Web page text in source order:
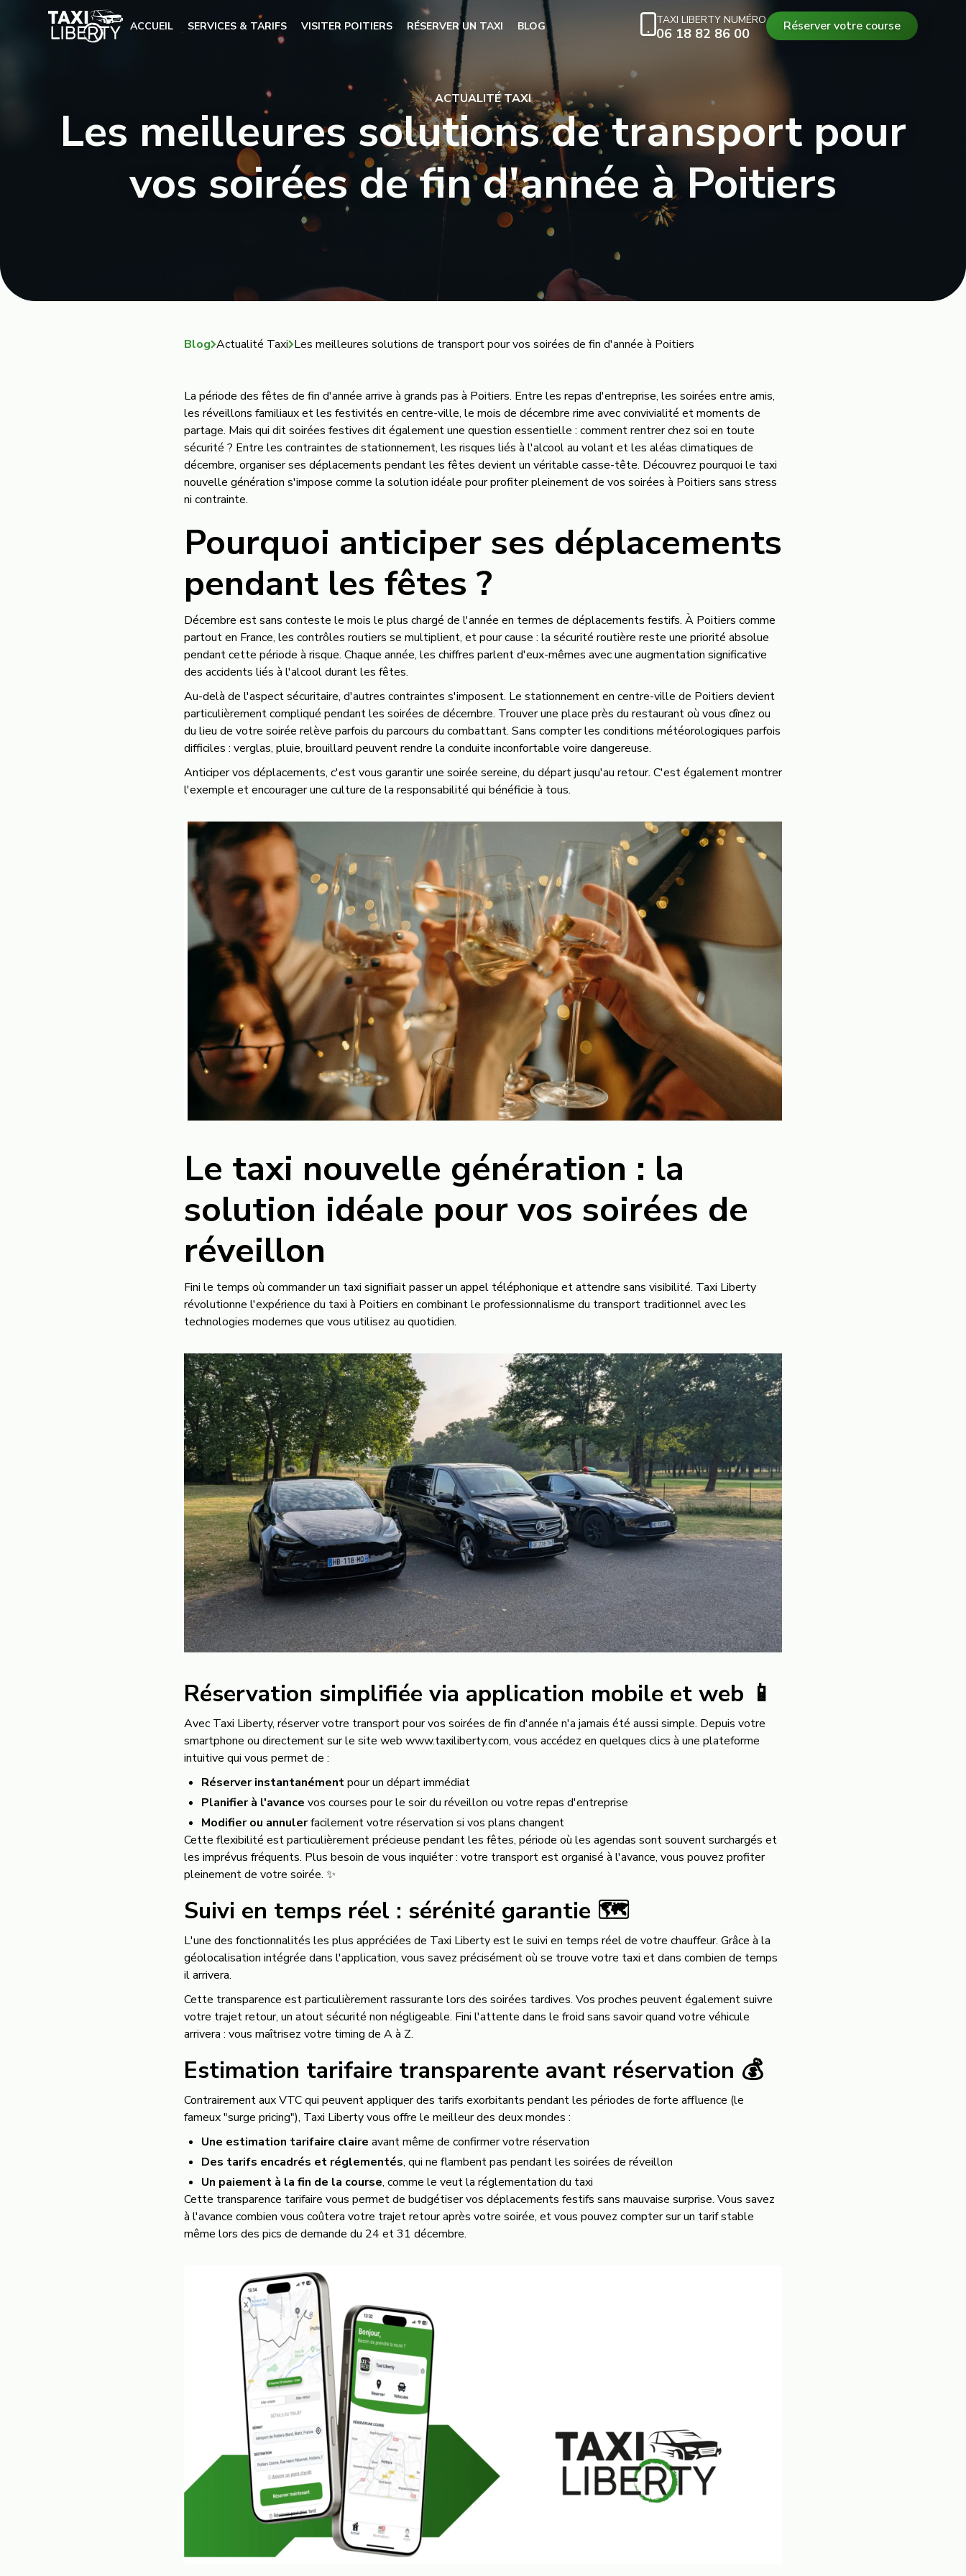
ACCUEIL SERVICES & TARIFS VISITER POITIERS RÉSERVER UN TAXI BLOG TAXI LIBERTY NUMÉRO
06 18 82 86 00 Réserver votre course
ACTUALITÉ TAXI
Les meilleures solutions de transport pour
vos soirées de fin d'année à Poitiers
Blog Actualité Taxi Les meilleures solutions de transport pour vos soirées de fin d'année à Poitiers
La période des fêtes de fin d'année arrive à grands pas à Poitiers. Entre les repas d'entreprise, les soirées entre amis,
les réveillons familiaux et les festivités en centre-ville, le mois de décembre rime avec convivialité et moments de
partage. Mais qui dit soirées festives dit également une question essentielle : comment rentrer chez soi en toute
sécurité ? Entre les contraintes de stationnement, les risques liés à l'alcool au volant et les aléas climatiques de
décembre, organiser ses déplacements pendant les fêtes devient un véritable casse-tête. Découvrez pourquoi le taxi
nouvelle génération s'impose comme la solution idéale pour profiter pleinement de vos soirées à Poitiers sans stress
ni contrainte.
Pourquoi anticiper ses déplacements
pendant les fêtes ?
Décembre est sans conteste le mois le plus chargé de l'année en termes de déplacements festifs. À Poitiers comme
partout en France, les contrôles routiers se multiplient, et pour cause : la sécurité routière reste une priorité absolue
pendant cette période à risque. Chaque année, les chiffres parlent d'eux-mêmes avec une augmentation significative
des accidents liés à l'alcool durant les fêtes.
Au-delà de l'aspect sécuritaire, d'autres contraintes s'imposent. Le stationnement en centre-ville de Poitiers devient
particulièrement compliqué pendant les soirées de décembre. Trouver une place près du restaurant où vous dînez ou
du lieu de votre soirée relève parfois du parcours du combattant. Sans compter les conditions météorologiques parfois
difficiles : verglas, pluie, brouillard peuvent rendre la conduite inconfortable voire dangereuse.
Anticiper vos déplacements, c'est vous garantir une soirée sereine, du départ jusqu'au retour. C'est également montrer
l'exemple et encourager une culture de la responsabilité qui bénéficie à tous.
Le taxi nouvelle génération : la
solution idéale pour vos soirées de
réveillon
Fini le temps où commander un taxi signifiait passer un appel téléphonique et attendre sans visibilité. Taxi Liberty
révolutionne l'expérience du taxi à Poitiers en combinant le professionnalisme du transport traditionnel avec les
technologies modernes que vous utilisez au quotidien.
Réservation simplifiée via application mobile et web 📱
Avec Taxi Liberty, réserver votre transport pour vos soirées de fin d'année n'a jamais été aussi simple. Depuis votre
smartphone ou directement sur le site web www.taxiliberty.com, vous accédez en quelques clics à une plateforme
intuitive qui vous permet de :
Réserver instantanémentpour un départ immédiat
Planifier à l'avance vos courses pour le soir du réveillon ou votre repas d'entreprise
Modifier ou annulerfacilement votre réservation si vos plans changent
Cette flexibilité est particulièrement précieuse pendant les fêtes, période où les agendas sont souvent surchargés et
les imprévus fréquents. Plus besoin de vous inquiéter : votre transport est organisé à l'avance, vous pouvez profiter
pleinement de votre soirée. ✨
Suivi en temps réel : sérénité garantie 🗺️
L'une des fonctionnalités les plus appréciées de Taxi Liberty est le suivi en temps réel de votre chauffeur. Grâce à la
géolocalisation intégrée dans l'application, vous savez précisément où se trouve votre taxi et dans combien de temps
il arrivera.
Cette transparence est particulièrement rassurante lors des soirées tardives. Vos proches peuvent également suivre
votre trajet retour, un atout sécurité non négligeable. Fini l'attente dans le froid sans savoir quand votre véhicule
arrivera : vous maîtrisez votre timing de A à Z.
Estimation tarifaire transparente avant réservation 💰
Contrairement aux VTC qui peuvent appliquer des tarifs exorbitants pendant les périodes de forte affluence (le
fameux "surge pricing"), Taxi Liberty vous offre le meilleur des deux mondes :
Une estimation tarifaire claire avant même de confirmer votre réservation
Des tarifs encadrés et réglementés, qui ne flambent pas pendant les soirées de réveillon
Un paiement à la fin de la course, comme le veut la réglementation du taxi
Cette transparence tarifaire vous permet de budgétiser vos déplacements festifs sans mauvaise surprise. Vous savez
à l'avance combien vous coûtera votre trajet retour après votre soirée, et vous pouvez compter sur un tarif stable
même lors des pics de demande du 24 et 31 décembre.